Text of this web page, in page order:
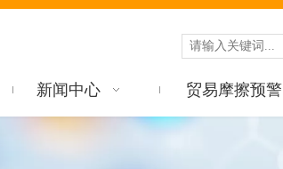
新闻中心 贸易摩擦预警